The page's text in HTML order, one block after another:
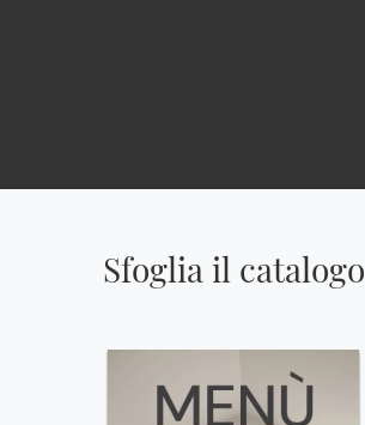
Sfoglia il catalogo